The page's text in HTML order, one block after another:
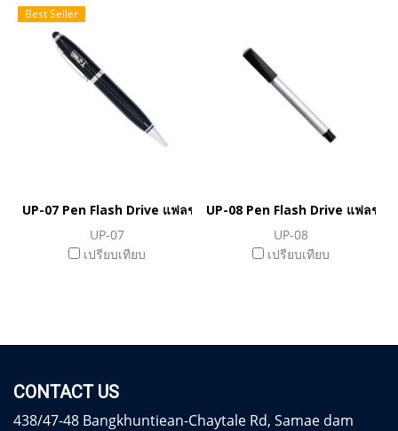
Best Seller
UP-07 Pen Flash Drive แฟลชไดร์ฟปากกา
UP-07
เปรียบเทียบ
UP-08 Pen Flash Drive แฟลชไ
UP-08
เปรียบเทียบ
CONTACT US
438/47-48 Bangkhuntiean-Chaytale Rd, Samae dam